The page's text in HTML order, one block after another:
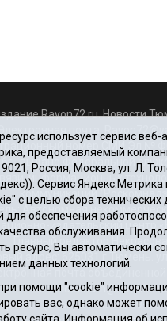
Rayon72.ru. Новости
номер СМИ Эл №
выдано Федеральной
информационных
коммуникаций
Автономная
издательский центр
Главный редактор Некрасова
адрес: 625031 г.Тюмень.
почта объединенной
krasnoeznam@rambler.ru
8 (3452) 34-80-60, 69-56-
использует сервис веб-
предоставляемый
Россия, Москва, ул. Л.
Сервис Яндекс.Метрика
с целью сбора технических
для обеспечения
обслуживания.
ресурс, Вы автоматически
данных технологий.
помощи "cookie"
вас, однако может